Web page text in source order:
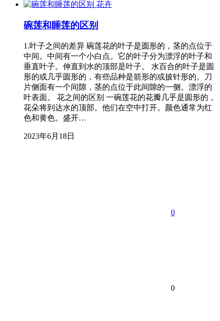
花卉
碗莲和睡莲的区别
1.叶子之间的差异 碗莲花的叶子是圆形的，茎的点位于
中间。中间有一个小白点。它的叶子分为漂浮的叶子和
垂直叶子。伸直到水的顶部是叶子。 水百合的叶子是圆
形的或几乎圆形的，有些品种是箭形的或披针形的。刀
片侧面有一个间隙，茎的点位于此间隙的一侧。漂浮的
叶表面。 花之间的区别 一碗莲花的花瓣几乎是圆形的，
花朵将到达水的顶部。他们在空中打开。颜色通常为红
色和黄色。盛开…
2023年6月18日
0
0